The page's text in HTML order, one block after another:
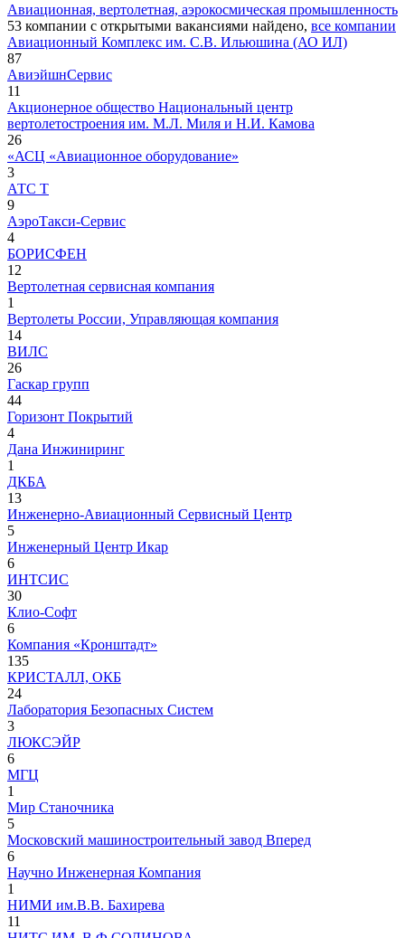
Авиационная, вертолетная, аэрокосмическая промышленность
53 компании с открытыми вакансиями найдено, все компании
Авиационный Комплекс им. С.В. Ильюшина (АО ИЛ)
87
АвиэйшнСервис
11
Акционерное общество Национальный центр
вертолетостроения им. М.Л. Миля и Н.И. Камова
26
«АСЦ «Авиационное оборудование»
3
АТС Т
9
АэроТакси-Сервис
4
БОРИСФЕН
12
Вертолетная сервисная компания
1
Вертолеты России, Управляющая компания
14
ВИЛС
26
Гаскар групп
44
Горизонт Покрытий
4
Дана Инжиниринг
1
ДКБА
13
Инженерно-Авиационный Сервисный Центр
5
Инженерный Центр Икар
6
ИНТСИС
30
Клио-Софт
6
Компания «Кронштадт»
135
КРИСТАЛЛ, ОКБ
24
Лаборатория Безопасных Систем
3
ЛЮКСЭЙР
6
МГЦ
1
Мир Станочника
5
Московский машиностроительный завод Вперед
6
Научно Инженерная Компания
1
НИМИ им.В.В. Бахирева
11